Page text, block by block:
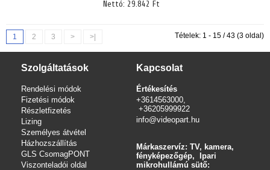
Nettó: 29.842 Ft
1 2 3 > >| Tételek: 1 - 15 / 43 (3 oldal)
Szolgáltatások
Rendelési módok
Fizetési módok
Részletfizetés
Lizing
Személyes átvétel
Házhozszállítás
GLS CsomagPONT
Viszonteladói oldal
Kapcsolat
Értékesítés
+3614563000,
+36205999922
info@videopart.hu
Márkaszervíz: TV, kamera,
fényképezőgép, Ipari
mikrohullámú sütő: